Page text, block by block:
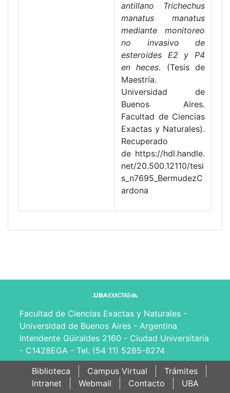
antillano Trichechus
manatus manatus
mediante monitoreo
no invasivo de
esteroides E2 y P4
en heces. (Tesis de
Maestría.
Universidad de
Buenos Aires.
Facultad de Ciencias
Exactas y Naturales).
Recuperado
de https://hdl.handle.
net/20.500.12110/tesi
s_n7695_BermudezC
ardona
Facultad de Ciencias Exactas y Naturales -
Universidad de Buenos Aires - Argentina
Intendente Güiraldes 2160 - Ciudad Universitaria
- C1428EGA - Tel. (54 11) 5285-8274
Biblioteca
Campus Virtual
Trámites
Intranet
Webmail Contacto UBA